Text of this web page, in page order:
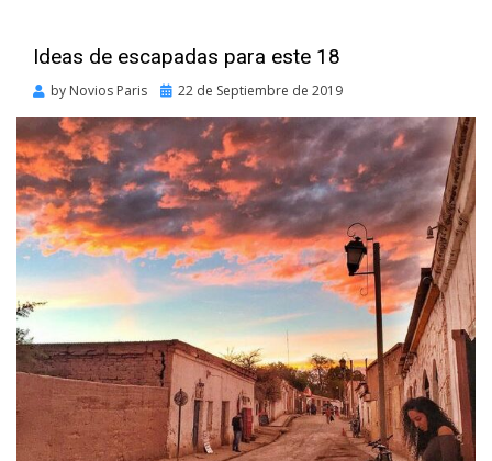
Ideas de escapadas para este 18
by Novios Paris
Posted
22 de Septiembre de 2019